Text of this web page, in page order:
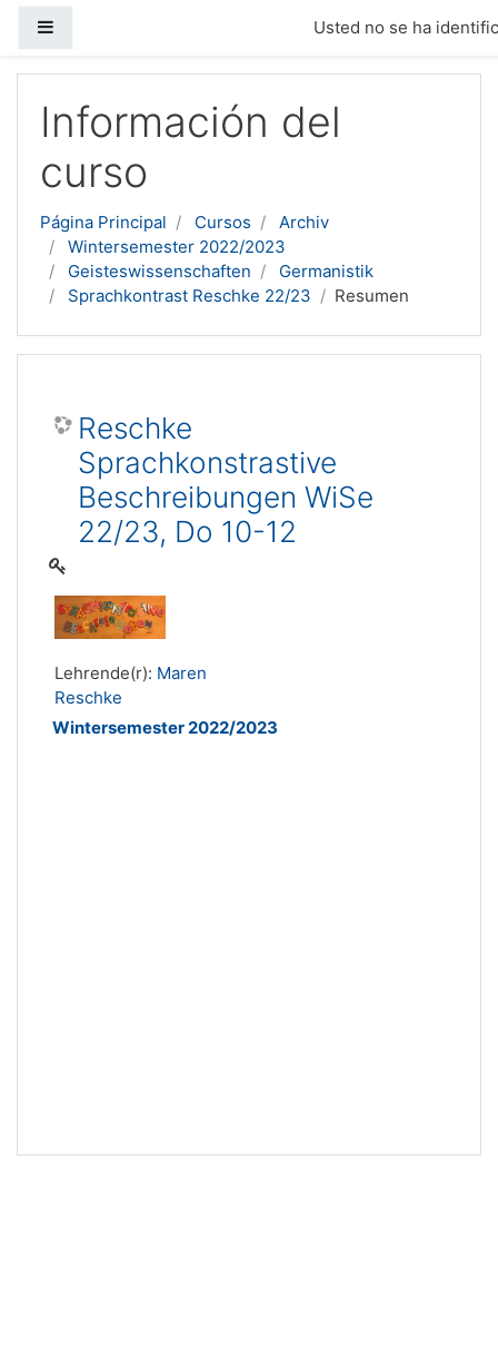
Usted no se ha
Información del
curso
Página Principal Cursos
Archiv
Wintersemester 2022/2023
Geisteswissenschaften
Germanistik
Sprachkontrast Reschke 22/23
Resumen
Reschke
Sprachkonstrastive
Beschreibungen WiSe
22/23, Do 10-12
Lehrende(r): Maren
Reschke
Wintersemester 2022/2023